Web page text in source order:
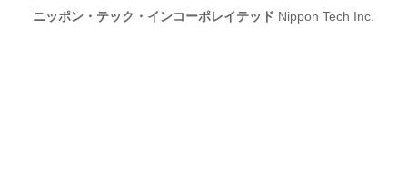
ニッポン・テック・インコーポレイテッド Nippon Tech Inc.